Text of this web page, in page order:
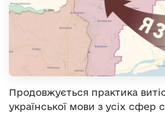
Продовжується практика
української мови з усіх сфер